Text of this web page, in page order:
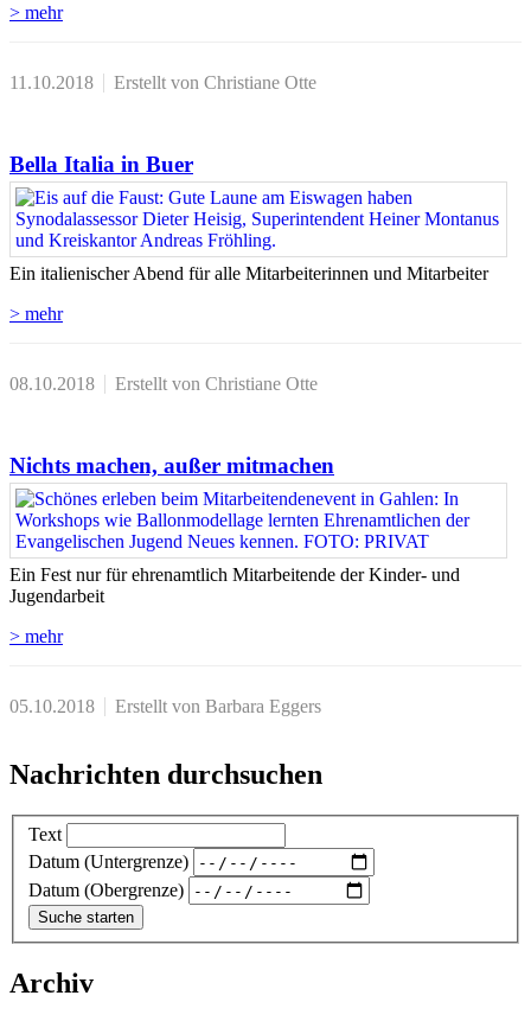
> mehr
11.10.2018 Erstellt von Christiane Otte
Bella Italia in Buer
Ein italienischer Abend für alle Mitarbeiterinnen und Mitarbeiter
> mehr
08.10.2018 Erstellt von Christiane Otte
Nichts machen, außer mitmachen
Ein Fest nur für ehrenamtlich Mitarbeitende der Kinder- und
Jugendarbeit
> mehr
05.10.2018 Erstellt von Barbara Eggers
Nachrichten durchsuchen
Text
Datum (Untergrenze)
Datum (Obergrenze)
Archiv